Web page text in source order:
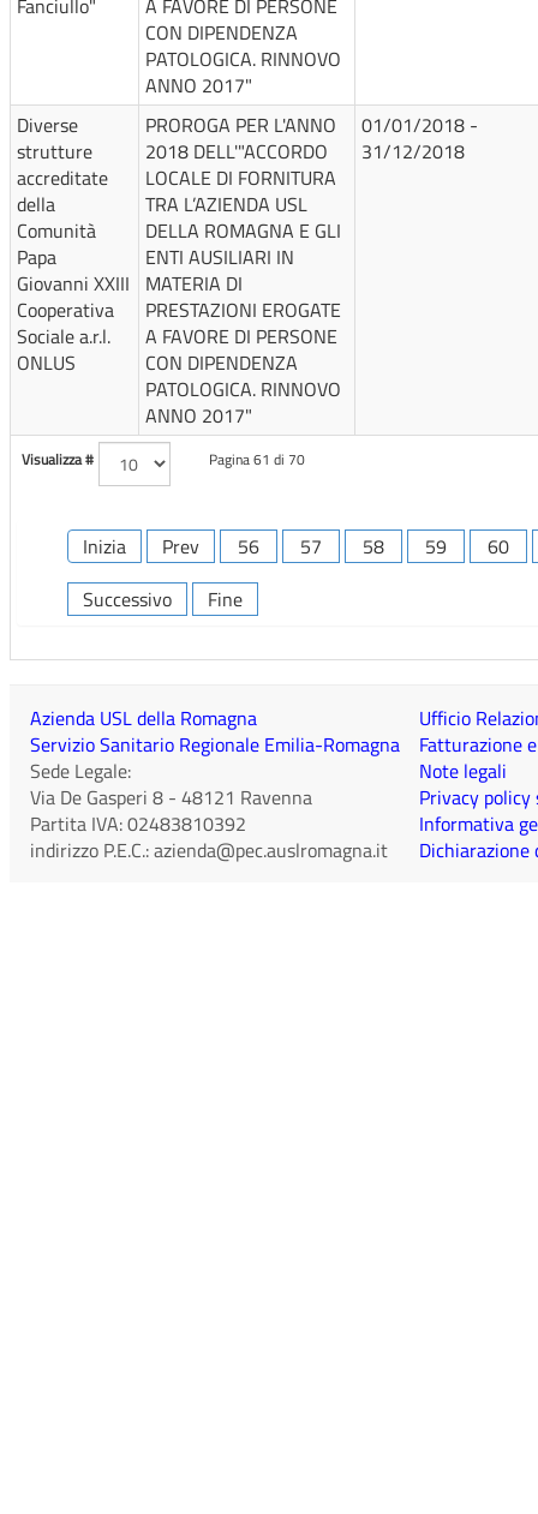
Visualizza # Pagina 61 di 70
Inizia Prev 56 57 58 59
60
Successivo
Fine
Fanciullo"
A FAVORE DI PERSONE
CON DIPENDENZA
PATOLOGICA. RINNOVO
ANNO 2017"
Diverse
strutture
accreditate
della
Comunità
Papa
Giovanni XXIII
Cooperativa
Sociale a.r.l.
ONLUS
PROROGA PER L'ANNO
2018 DELL'"ACCORDO
LOCALE DI FORNITURA
TRA L’AZIENDA USL
DELLA ROMAGNA E GLI
ENTI AUSILIARI IN
MATERIA DI
PRESTAZIONI EROGATE
A FAVORE DI PERSONE
CON DIPENDENZA
PATOLOGICA. RINNOVO
ANNO 2017"
01/01/2018 -
31/12/2018
Azienda USL della Romagna
Servizio Sanitario Regionale Emilia-Romagna
Sede Legale:
Via De Gasperi 8 - 48121 Ravenna
Partita IVA:02483810392
indirizzo P.E.C.:azienda@pec.auslromagna.it
Ufficio
Fatturazione
Note legali
Privacy
Informativa
Dichiarazione